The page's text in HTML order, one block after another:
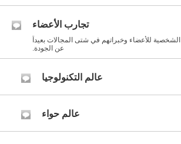
تجارب الأعضاء
للأعضاء وخبراتهم في شتى المجالات بعيداً
عن الجودة.
عالم التكنولوجيا
عالم حواء